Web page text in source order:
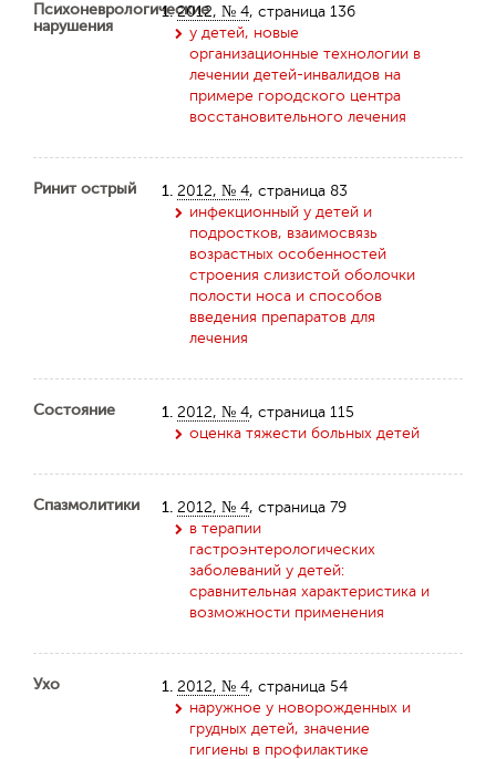
Психоневрологические
нарушения
1. 2012, № 4, страница 136
у детей, новые
организационные технологии в
лечении детей-инвалидов на
примере городского центра
восстановительного лечения
Ринит острый 1. 2012, № 4, страница 83
инфекционный у детей и
подростков, взаимосвязь
возрастных особенностей
строения слизистой оболочки
полости носа и способов
введения препаратов для
лечения
Состояние 1. 2012, № 4, страница 115
оценка тяжести больных детей
Спазмолитики 1. 2012, № 4, страница 79
в терапии
гастроэнтерологических
заболеваний у детей:
сравнительная характеристика и
возможности применения
Ухо 1. 2012, № 4, страница 54
наружное у новорожденных и
грудных детей, значение
гигиены в профилактике